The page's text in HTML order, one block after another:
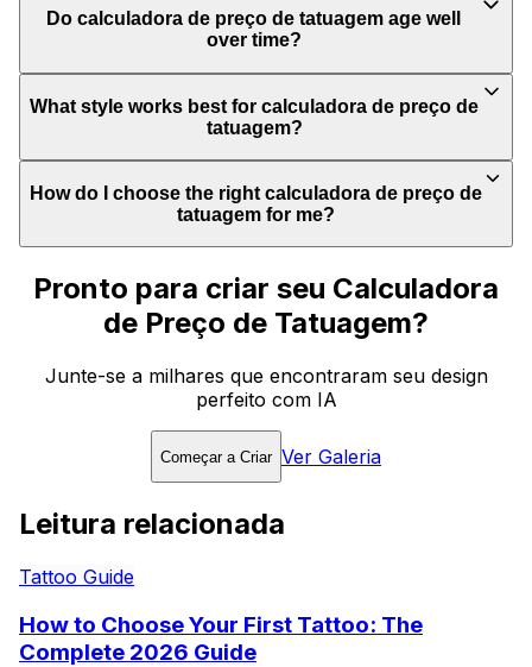
Do calculadora de preço de tatuagem age well
over time?
What style works best for calculadora de preço de
tatuagem?
How do I choose the right calculadora de preço de
tatuagem for me?
Pronto para criar seu Calculadora
de Preço de Tatuagem?
Junte-se a milhares que encontraram seu design
perfeito com IA
Começar a Criar Ver Galeria
Leitura relacionada
Tattoo Guide
How to Choose Your First Tattoo: The
Complete 2026 Guide